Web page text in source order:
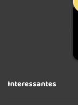
Interessantes